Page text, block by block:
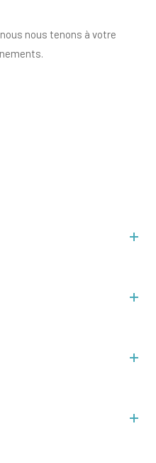
nous tenons à votre